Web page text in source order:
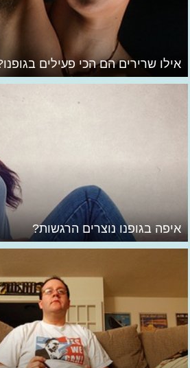
אילו שרירים הם הכי פעילים
איפה בגופנו נוצרים הרגשות?